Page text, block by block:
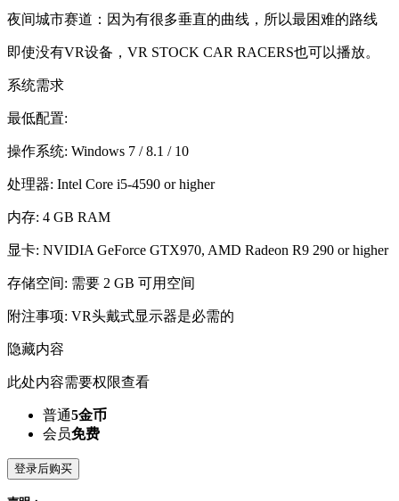
夜间城市赛道：因为有很多垂直的曲线，所以最困难的路线
即使没有VR设备，VR STOCK CAR RACERS也可以播放。
系统需求
最低配置:
操作系统: Windows 7 / 8.1 / 10
处理器: Intel Core i5-4590 or higher
内存: 4 GB RAM
显卡: NVIDIA GeForce GTX970, AMD Radeon R9 290 or higher
存储空间: 需要 2 GB 可用空间
附注事项: VR头戴式显示器是必需的
隐藏内容
此处内容需要权限查看
普通5金币
会员免费
登录后购买